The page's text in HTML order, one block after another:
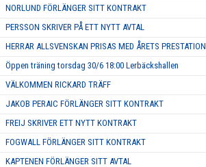
NORLUND FÖRLÄNGER SITT KONTRAKT
PERSSON SKRIVER PÅ ETT NYTT AVTAL
HERRAR ALLSVENSKAN PRISAS MED ÅRETS PRESTATION
Öppen träning torsdag 30/6 18:00 Lerbäckshallen
VÄLKOMMEN RICKARD TRÄFF
JAKOB PERAIC FÖRLÄNGER SITT KONTRAKT
FREIJ SKRIVER ETT NYTT KONTRAKT
FOGWALL FÖRLÄNGER SITT KONTRAKT
KAPTENEN FÖRLÄNGER SITT AVTAL